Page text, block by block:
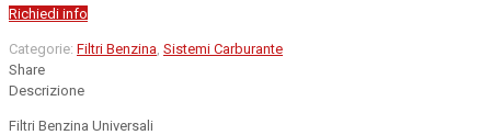
Richiedi info
Categorie: Filtri Benzina Sistemi Carburante
Share
Descrizione
Filtri Benzina Universali